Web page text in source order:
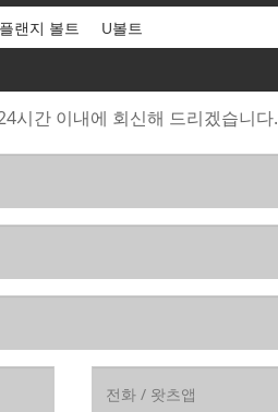
플랜지 볼트 U볼트
시간 이내에 회신해 드리겠습니다.